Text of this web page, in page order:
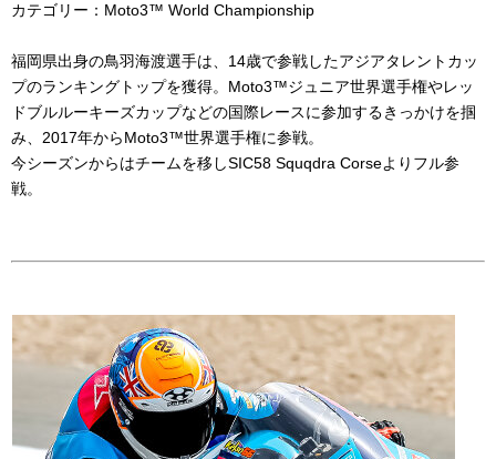
カテゴリー： Moto3™ World Championship
福岡県出身の鳥羽海渡選手は、 14歳で参戦したアジアタレントカッ
プのランキングトップを獲得。 Moto3™ジュニア世界選手権やレッ
ドブルルーキーズカップなどの国際レースに参加するきっかけを掴
み、 2017年からMoto3™世界選手権に参戦。
今シーズンからはチームを移しSIC58 Squqdra Corseよりフル参
戦。